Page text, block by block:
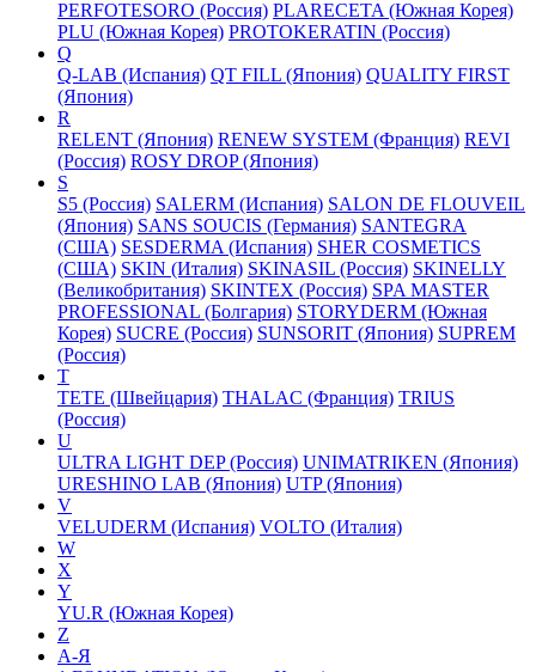
PERFOTESORO (Россия) PLARECETA (Южная Корея)
PLU (Южная Корея) PROTOKERATIN (Россия)
Q
Q-LAB (Испания) QT FILL (Япония) QUALITY FIRST
(Япония)
R
RELENT (Япония) RENEW SYSTEM (Франция) REVI
(Россия) ROSY DROP (Япония)
S
S5 (Россия) SALERM (Испания) SALON DE FLOUVEIL
(Япония) SANS SOUCIS (Германия) SANTEGRA
(США) SESDERMA (Испания) SHER COSMETICS
(США) SKIN (Италия) SKINASIL (Россия) SKINELLY
(Великобритания) SKINTEX (Россия) SPA MASTER
PROFESSIONAL (Болгария) STORYDERM (Южная
Корея) SUCRE (Россия) SUNSORIT (Япония) SUPREM
(Россия)
T
TETE (Швейцария) THALAC (Франция) TRIUS
(Россия)
U
ULTRA LIGHT DEP (Россия) UNIMATRIKEN (Япония)
URESHINO LAB (Япония) UTP (Япония)
V
VELUDERM (Испания) VOLTO (Италия)
W
X
Y
YU.R (Южная Корея)
Z
А-Я